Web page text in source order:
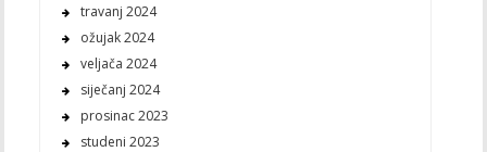
travanj 2024
ožujak 2024
veljača 2024
siječanj 2024
prosinac 2023
studeni 2023